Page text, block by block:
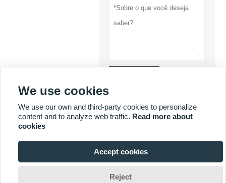

Privacidade

We use cookies
We use our own and third-party cookies to personalize
content and to analyze web traffic. Read more about
cookies
Accept cookies
Reject